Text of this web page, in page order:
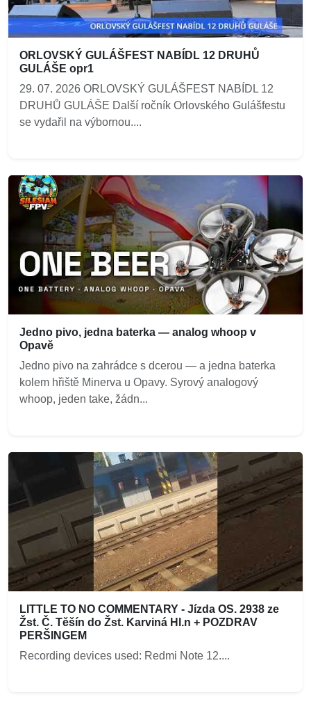
ORLOVSKÝ GULÁŠFEST NABÍDL 12 DRUHŮ
GULÁŠE opr1
29. 07. 2026 ORLOVSKÝ GULÁŠFEST NABÍDL 12
DRUHŮ GULÁŠE Další ročník Orlovského Gulášfestu
se vydařil na výbornou....
Jedno pivo, jedna baterka — analog whoop v
Opavě
Jedno pivo na zahrádce s dcerou — a jedna baterka
kolem hřiště Minerva u Opavy. Syrový analogový
whoop, jeden take, žádn...
LITTLE TO NO COMMENTARY - Jízda OS. 2938 ze
Žst. Č. Těšín do Žst. Karviná Hl.n + POZDRAV
PERŠINGEM
Recording devices used: Redmi Note 12....